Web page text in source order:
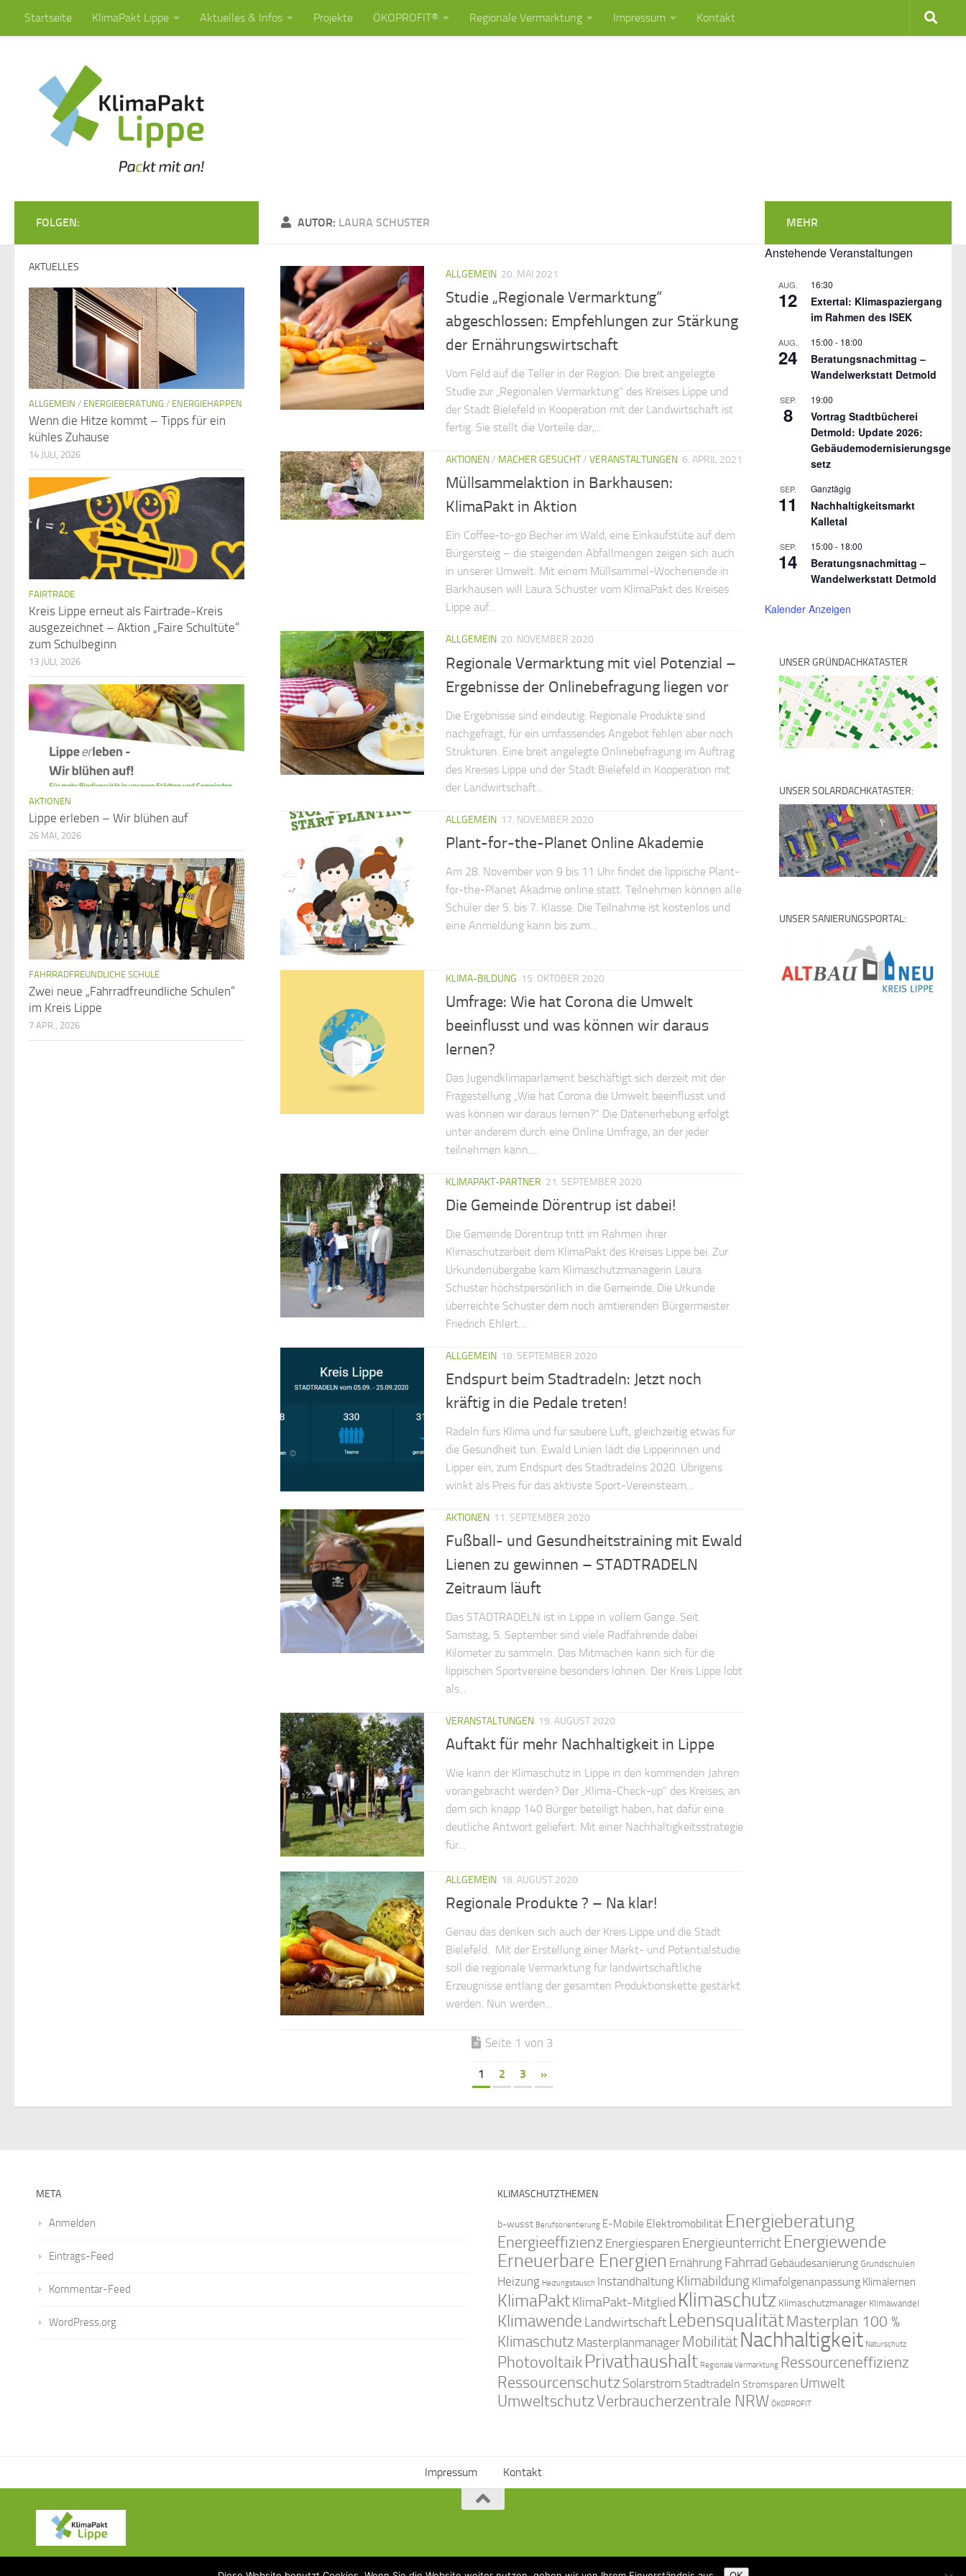
Zum Inhalt springen
Startseite KlimaPakt Lippe Aktuelles & Infos Projekte ÖKOPROFIT® Regionale Vermarktung Impressum Kontakt
AUTOR: LAURA SCHUSTER
ALLGEMEIN 20. MAI 2021
Studie „Regionale Vermarktung“
abgeschlossen: Empfehlungen zur Stärkung
der Ernährungswirtschaft
Vom Feld auf die Teller in der Region: Die breit angelegte
Studie zur „Regionalen Vermarktung“ des Kreises Lippe und
der Stadt Bielefeld in Kooperation mit der Landwirtschaft ist
fertig. Sie stellt die Vorteile dar,...
AKTIONEN/ MACHER GESUCHT/ VERANSTALTUNGEN 6. APRIL 2021
Müllsammelaktion in Barkhausen:
KlimaPakt in Aktion
Ein Coffee-to-go Becher im Wald, eine Einkaufstüte auf dem
Bürgersteig – die steigenden Abfallmengen zeigen sich auch
in unserer Umwelt. Mit einem Müllsammel-Wochenende in
Barkhausen will Laura Schuster vom KlimaPakt des Kreises
Lippe auf...
ALLGEMEIN 20. NOVEMBER 2020
Regionale Vermarktung mit viel Potenzial –
Ergebnisse der Onlinebefragung liegen vor
Die Ergebnisse sind eindeutig: Regionale Produkte sind
nachgefragt, für ein umfassendes Angebot fehlen aber noch
Strukturen. Eine breit angelegte Onlinebefragung im Auftrag
des Kreises Lippe und der Stadt Bielefeld in Kooperation mit
der Landwirtschaft...
ALLGEMEIN 17. NOVEMBER 2020
Plant-for-the-Planet Online Akademie
Am 28. November von 9 bis 11 Uhr findet die lippische Plant-
for-the-Planet Akadmie online statt. Teilnehmen können alle
Schüler der 5. bis 7. Klasse. Die Teilnahme ist kostenlos und
eine Anmeldung kann bis zum...
KLIMA-BILDUNG 15. OKTOBER 2020
Umfrage: Wie hat Corona die Umwelt
beeinflusst und was können wir daraus
lernen?
Das Jugendklimaparlament beschäftigt sich derzeit mit der
Fragestellung „Wie hat Corona die Umwelt beeinflusst und
was können wir daraus lernen?“ Die Datenerhebung erfolgt
unter anderem durch eine Online Umfrage, an der jeder
teilnehmen kann....
KLIMAPAKT-PARTNER 21. SEPTEMBER 2020
Die Gemeinde Dörentrup ist dabei!
Die Gemeinde Dörentrup tritt im Rahmen ihrer
Klimaschutzarbeit dem KlimaPakt des Kreises Lippe bei. Zur
Urkundenübergabe kam Klimaschutzmanagerin Laura
Schuster höchstpersönlich in die Gemeinde. Die Urkunde
überreichte Schuster dem noch amtierenden Bürgermeister
Friedrich Ehlert....
ALLGEMEIN 18. SEPTEMBER 2020
Endspurt beim Stadtradeln: Jetzt noch
kräftig in die Pedale treten!
Radeln fürs Klima und für saubere Luft, gleichzeitig etwas für
die Gesundheit tun. Ewald Linien lädt die Lipperinnen und
Lipper ein, zum Endspurt des Stadtradelns 2020. Übrigens
winkt als Preis für das aktivste Sport-Vereinsteam...
AKTIONEN 11. SEPTEMBER 2020
Fußball- und Gesundheitstraining mit Ewald
Lienen zu gewinnen – STADTRADELN
Zeitraum läuft
Das STADTRADELN ist in Lippe in vollem Gange. Seit
Samstag, 5. September sind viele Radfahrende dabei
Kilometer zu sammeln. Das Mitmachen kann sich für die
lippischen Sportvereine besonders lohnen. Der Kreis Lippe lobt
als...
VERANSTALTUNGEN 19. AUGUST 2020
Auftakt für mehr Nachhaltigkeit in Lippe
Wie kann der Klimaschutz in Lippe in den kommenden Jahren
vorangebracht werden? Der „Klima-Check-up“ des Kreises, an
dem sich knapp 140 Bürger beteiligt haben, hat dafür eine
deutliche Antwort geliefert: Mit einer Nachhaltigkeitsstrategie
für...
ALLGEMEIN 18. AUGUST 2020
Regionale Produkte ? – Na klar!
Genau das denken sich auch der Kreis Lippe und die Stadt
Bielefeld. Mit der Erstellung einer Markt- und Potentialstudie
soll die regionale Vermarktung für landwirtschaftliche
Erzeugnisse entlang der gesamten Produktionskette gestärkt
werden. Nun werden...
Seite 1 von 3
1 2 3 »
FOLGEN:
AKTUELLES
ALLGEMEIN / ENERGIEBERATUNG / ENERGIEHAPPEN
Wenn die Hitze kommt – Tipps für ein
kühles Zuhause
14 JULI, 2026
FAIRTRADE
Kreis Lippe erneut als Fairtrade-Kreis
ausgezeichnet – Aktion „Faire Schultüte“
zum Schulbeginn
13 JULI, 2026
AKTIONEN
Lippe erleben – Wir blühen auf
26 MAI, 2026
FAHRRADFREUNDLICHE SCHULE
Zwei neue „Fahrradfreundliche Schulen“
im Kreis Lippe
7 APR., 2026
MEHR
Anstehende Veranstaltungen
AUG.
12
16:30
Extertal: Klimaspaziergang
im Rahmen des ISEK
AUG.
24
15:00 - 18:00
Beratungsnachmittag –
Wandelwerkstatt Detmold
SEP.
8
19:00
Vortrag Stadtbücherei
Detmold: Update 2026:
Gebäudemodernisierungsge
setz
SEP.
11
Ganztägig
Nachhaltigkeitsmarkt
Kalletal
SEP.
14
15:00 - 18:00
Beratungsnachmittag –
Wandelwerkstatt Detmold
Kalender Anzeigen
UNSER GRÜNDACHKATASTER
UNSER SOLARDACHKATASTER:
UNSER SANIERUNGSPORTAL:
META
Anmelden
Eintrags-Feed
Kommentar-Feed
WordPress.org
KLIMASCHUTZTHEMEN
b-wusst Berufsorientierung E-Mobile Elektromobilität Energieberatung
Energieeffizienz Energiesparen Energieunterricht Energiewende
Erneuerbare Energien Ernährung Fahrrad Gebäudesanierung Grundschulen
Heizung Heizungstausch Instandhaltung Klimabildung Klimafolgenanpassung Klimalernen
KlimaPaktKlimaPakt-Mitglied Klimaschutz Klimaschutzmanager Klimawandel
Klimawende Landwirtschaft LebensqualitätMasterplan 100 %
Klimaschutz Masterplanmanager Mobilität Nachhaltigkeit Naturschutz
PhotovoltaikPrivathaushalt Regionale Vermarktung Ressourceneffizienz
Ressourcenschutz Solarstrom Stadtradeln Stromsparen Umwelt
UmweltschutzVerbraucherzentrale NRW ÖKOPROFIT
Impressum Kontakt